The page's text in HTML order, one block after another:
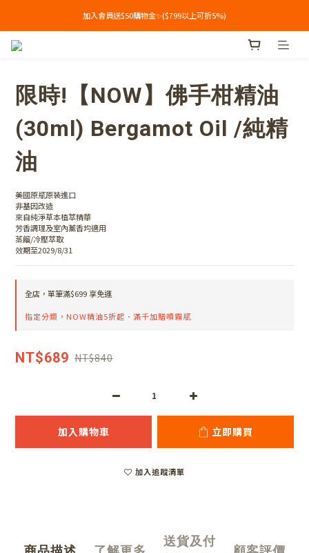
加入會員送$50購物金✨($799以上可折5%)
加入會員送$50購物金✨($799以上可折5%)
限時!【NOW】佛手柑精油
(30ml) Bergamot Oil /純精
油
美國原瓶原裝進口
非基因改造
來自純淨草本植萃精華
芳香調理及室內薰香均適用
蒸餾/冷壓萃取
效期至2029/8/31
全店，單筆滿$699 享免運
指定分類，NOW精油5折起．滿千加贈噴霧瓶
NT$689 NT$840
加入購物車 立即購買
加入追蹤清單
送貨及付